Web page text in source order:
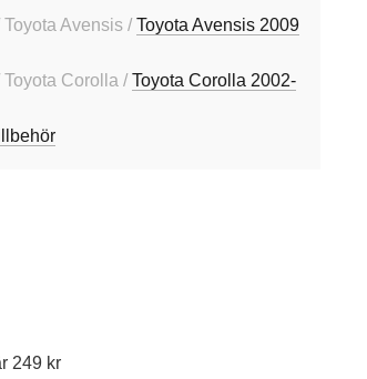
Avensis /Toyota Avensis 2009
Toyota Corolla /Toyota Corolla 2002-
249 kr